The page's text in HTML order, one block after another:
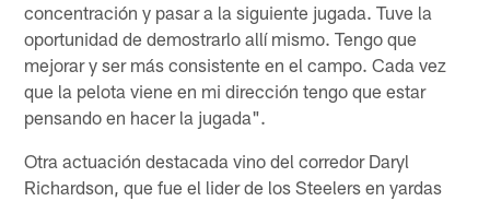
concentración y pasar a la siguiente jugada. Tuve la
oportunidad de demostrarlo allí mismo. Tengo que
mejorar y ser más consistente en el campo. Cada vez
que la pelota viene en mi dirección tengo que estar
pensando en hacer la jugada".
Otra actuación destacada vino del corredor Daryl
Richardson, que fue el lider de los Steelers en yardas